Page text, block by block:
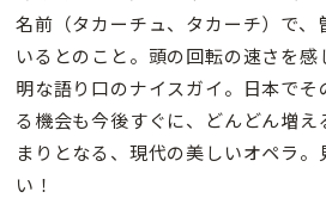
名前（タカーチュ、タカーチ）で、
いるとのこと。頭の回転の速さを
明な語り口のナイスガイ。日本で
る機会も今後すぐに、どんどん増
まりとなる、現代の美しいオペラ
い！